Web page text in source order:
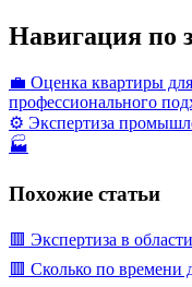
Навигация по
💼 Оценка квартиры
профессионального
⚙️ Экспертиза
🏭
Похожие статьи
🟥 Экспертиза в
🟥 Сколько по времени